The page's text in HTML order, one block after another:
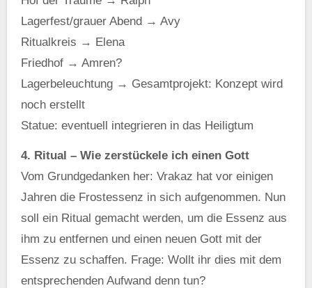
Lagerfest/grauer Abend → Avy
Ritualkreis → Elena
Friedhof → Amren?
Lagerbeleuchtung → Gesamtprojekt: Konzept wird
noch erstellt
Statue: eventuell integrieren in das Heiligtum
4. Ritual – Wie zerstückele ich einen Gott
Vom Grundgedanken her: Vrakaz hat vor einigen
Jahren die Frostessenz in sich aufgenommen. Nun
soll ein Ritual gemacht werden, um die Essenz aus
ihm zu entfernen und einen neuen Gott mit der
Essenz zu schaffen. Frage: Wollt ihr dies mit dem
entsprechenden Aufwand denn tun?